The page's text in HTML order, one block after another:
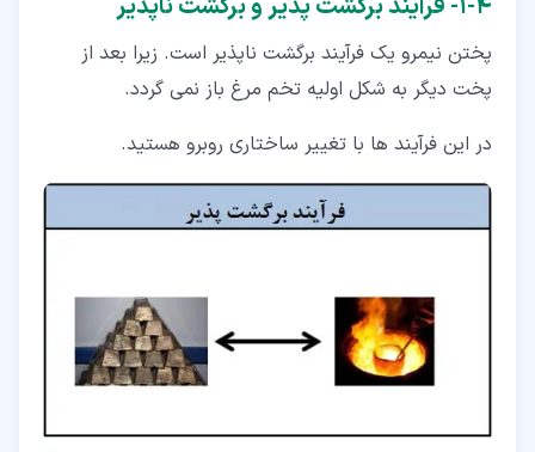
۴‏-‏۱‏- فرآیند برگشت پذیر و برگشت ناپذیر
پختن نیمرو یک فرآیند برگشت ناپذیر است. زیرا بعد از
پخت دیگر به شکل اولیه تخم مرغ باز نمی گردد.
در این فرآیند ها با تغییر ساختاری روبرو هستید.